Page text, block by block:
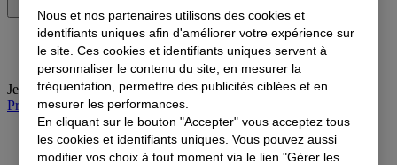
Jeudi : 09:00-12:00, 14:00-18:00
Prendre rendez-vous à l'agence
Nous et nos partenaires utilisons des cookies et
identifiants uniques afin d'améliorer votre expérience sur
le site. Ces cookies et identifiants uniques servent à
personnaliser le contenu du site, en mesurer la
fréquentation, permettre des publicités ciblées et en
mesurer les performances.
En cliquant sur le bouton "Accepter" vous acceptez tous
les cookies et identifiants uniques. Vous pouvez aussi
modifier vos choix à tout moment via le lien "Gérer les